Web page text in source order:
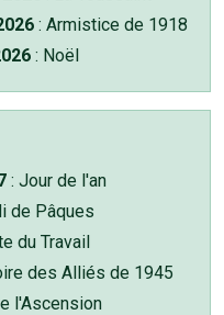
: Armistice de 1918
: Noël
: Jour de l'an
de Pâques
du Travail
des Alliés de 1945
l'Ascension